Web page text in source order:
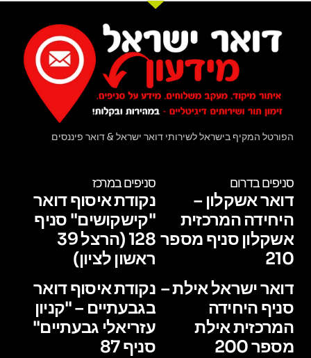
הפורטל המקיף בישראל לשירותי דואר ישראל & דואר פיננסים
סניפים בדרום
דואר אשקלון –
היחידה המרכזית
אשקלון סניף מספר
210
דואר ישראל אילת –
סניף היחידה
המרכזית אילת
מספר 200
סניפים במרכז
נקודת איסוף דואר
"קישקושים" סניף
128 (הרצל 39
ראשון לציון)
נקודת איסוף דואר
בגבעתיים – "קניון
עזריאלי גבעתיים"
סניף 87